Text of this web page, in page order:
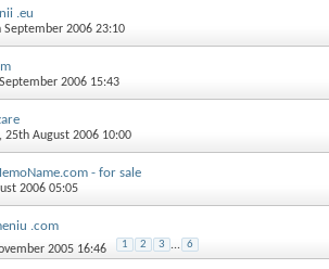
.eu
September 2006 23:10
2006 15:43
, 25th August 2006 10:00
- for sale
2006 05:05
.com
2005 16:46 1 2 3 ... 6